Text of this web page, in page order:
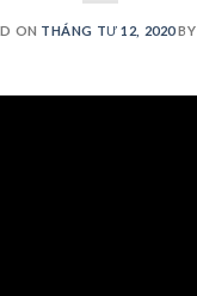
ON THÁNG TƯ 12, 2020BY